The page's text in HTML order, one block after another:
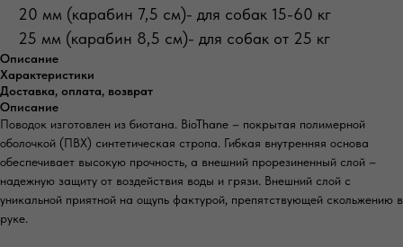
20 мм (карабин 7,5 см)- для собак 15-60 кг
25 мм (карабин 8,5 см)- для собак от 25 кг
Описание
Характеристики
Доставка, оплата, возврат
Описание
Поводок изготовлен из биотана. BioThane – покрытая полимерной
оболочкой (ПВХ) синтетическая стропа. Гибкая внутренняя основа
обеспечивает высокую прочность, а внешний прорезиненный слой –
надежную защиту от воздействия воды и грязи. Внешний слой с
уникальной приятной на ощупь фактурой, препятствующей скольжению в
руке.